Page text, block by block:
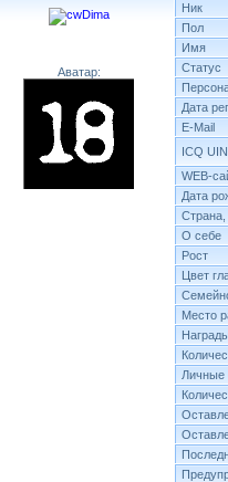
Аватар:
Ник
Пол
Имя
Статус
Дата
E-Mail
ICQ UIN
WEB-
Дата
Страна,
О себе
Рост
Цвет
Место
Личные